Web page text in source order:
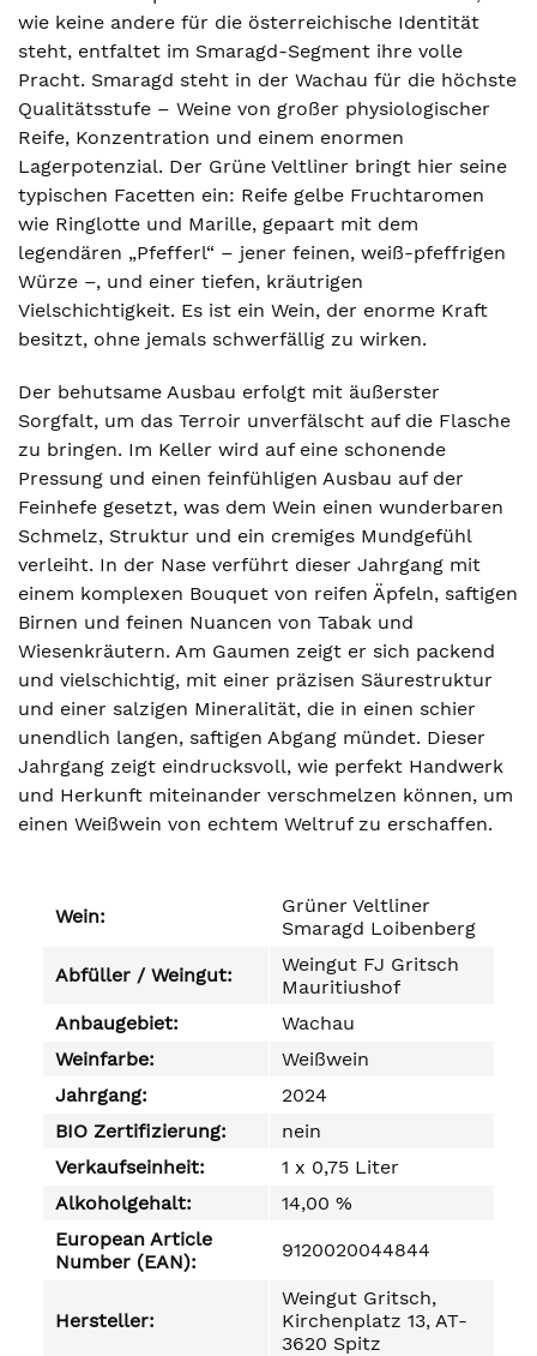
wie keine andere für die österreichische Identität
steht, entfaltet im Smaragd-Segment ihre volle
Pracht. Smaragd steht in der Wachau für die höchste
Qualitätsstufe – Weine von großer physiologischer
Reife, Konzentration und einem enormen
Lagerpotenzial. Der Grüne Veltliner bringt hier seine
typischen Facetten ein: Reife gelbe Fruchtaromen
wie Ringlotte und Marille, gepaart mit dem
legendären „Pfefferl“ – jener feinen, weiß-pfeffrigen
Würze –, und einer tiefen, kräutrigen
Vielschichtigkeit. Es ist ein Wein, der enorme Kraft
besitzt, ohne jemals schwerfällig zu wirken.
Der behutsame Ausbau erfolgt mit äußerster
Sorgfalt, um das Terroir unverfälscht auf die Flasche
zu bringen. Im Keller wird auf eine schonende
Pressung und einen feinfühligen Ausbau auf der
Feinhefe gesetzt, was dem Wein einen wunderbaren
Schmelz, Struktur und ein cremiges Mundgefühl
verleiht. In der Nase verführt dieser Jahrgang mit
einem komplexen Bouquet von reifen Äpfeln, saftigen
Birnen und feinen Nuancen von Tabak und
Wiesenkräutern. Am Gaumen zeigt er sich packend
und vielschichtig, mit einer präzisen Säurestruktur
und einer salzigen Mineralität, die in einen schier
unendlich langen, saftigen Abgang mündet. Dieser
Jahrgang zeigt eindrucksvoll, wie perfekt Handwerk
und Herkunft miteinander verschmelzen können, um
einen Weißwein von echtem Weltruf zu erschaffen.
Wein:
Grüner Veltliner
Smaragd Loibenberg
Abfüller / Weingut:
Weingut FJ Gritsch
Mauritiushof
Anbaugebiet:
Wachau
Weinfarbe:
Weißwein
Jahrgang:
2024
BIO Zertifizierung:
nein
Verkaufseinheit:
1 x 0,75 Liter
Alkoholgehalt:
14,00 %
European Article
Number (EAN):
9120020044844
Hersteller:
Weingut Gritsch,
Kirchenplatz 13, AT-
3620 Spitz